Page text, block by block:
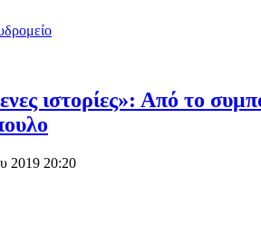
ιστορίες»: Από το
2019 20:20